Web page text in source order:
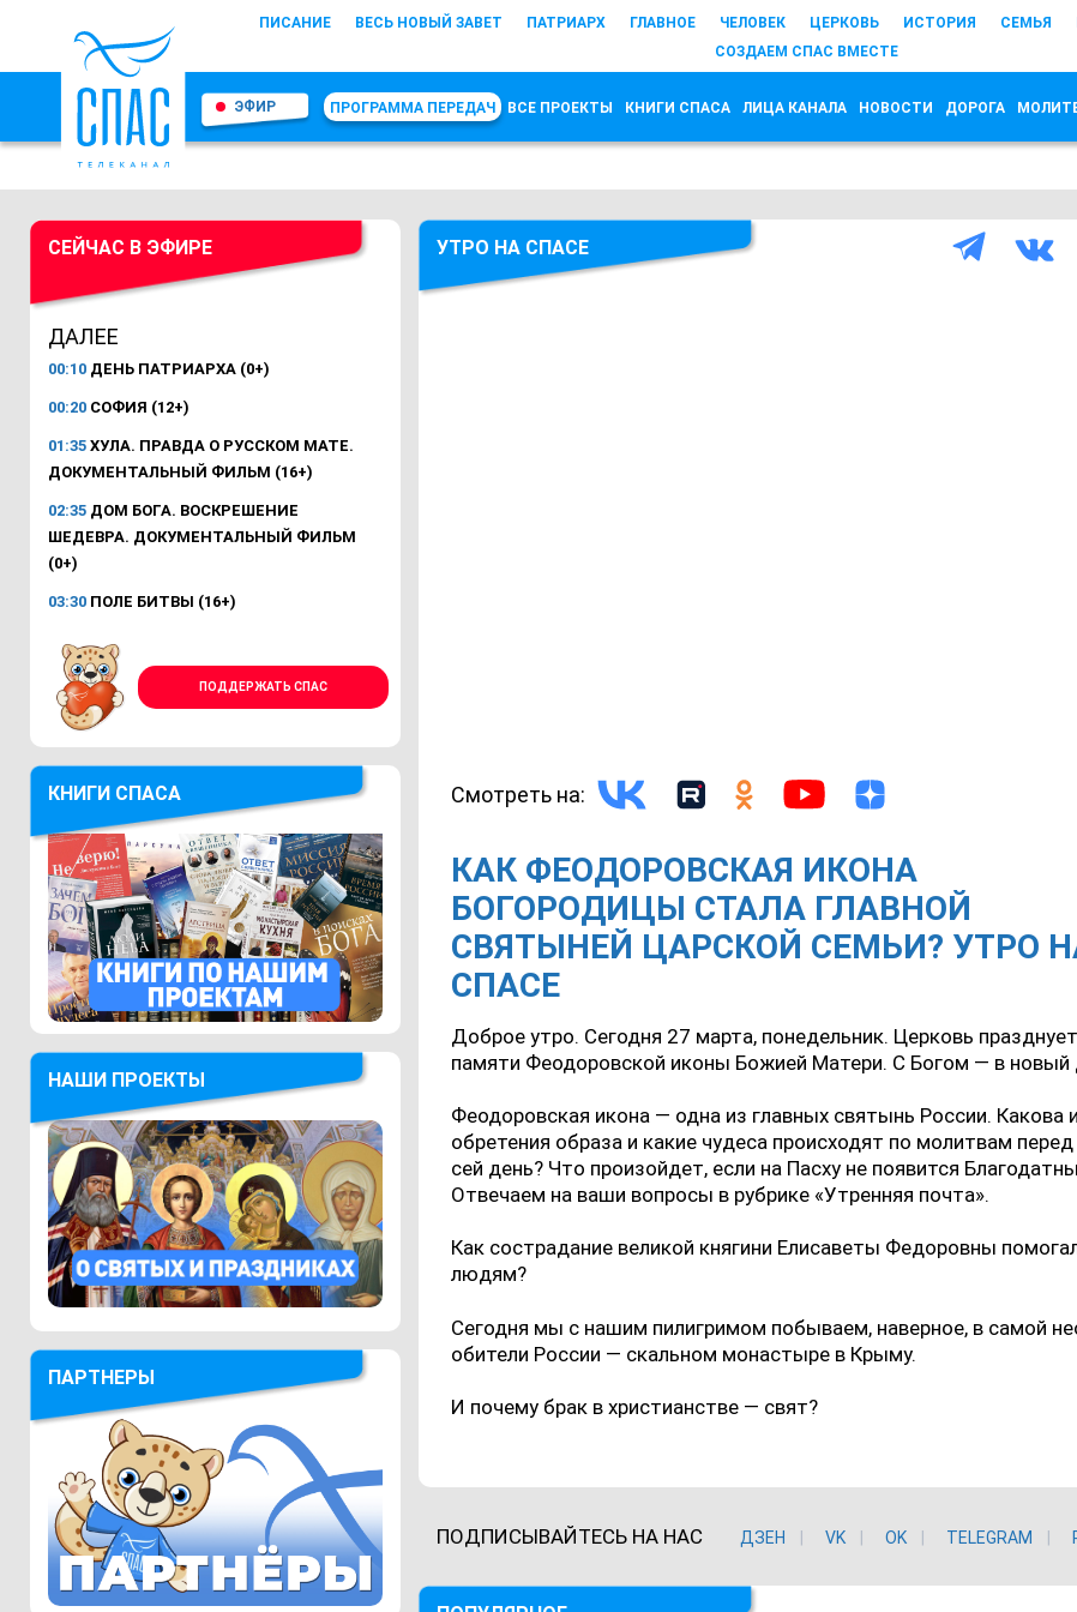
ПИСАНИЕ ВЕСЬ НОВЫЙ ЗАВЕТ ПАТРИАРХ ГЛАВНОЕ ЧЕЛОВЕК ЦЕРКОВЬ ИСТОРИЯ СЕМЬЯ
СОЗДАЕМ СПАС ВМЕСТЕ
ЭФИР ПРОГРАММА ПЕРЕДАЧ ВСЕ ПРОЕКТЫ КНИГИ СПАСА ЛИЦА КАНАЛА НОВОСТИ ДОРОГА
СЕЙЧАС В ЭФИРЕ
ДАЛЕЕ
00:10 ДЕНЬ ПАТРИАРХА (0+)
00:20 СОФИЯ (12+)
01:35 ХУЛА. ПРАВДА О РУССКОМ МАТЕ.
ДОКУМЕНТАЛЬНЫЙ ФИЛЬМ (16+)
02:35 ДОМ БОГА. ВОСКРЕШЕНИЕ
ШЕДЕВРА. ДОКУМЕНТАЛЬНЫЙ ФИЛЬМ
(0+)
03:30 ПОЛЕ БИТВЫ (16+)
ПОДДЕРЖАТЬ СПАС
КНИГИ СПАСА
НАШИ ПРОЕКТЫ
ПАРТНЕРЫ
УТРО НА СПАСЕ
Смотреть на:
КАК ФЕОДОРОВСКАЯ ИКОНА
БОГОРОДИЦЫ СТАЛА ГЛАВНОЙ
СВЯТЫНЕЙ ЦАРСКОЙ СЕМЬИ? УТРО
СПАСЕ
Доброе утро. Сегодня 27 марта, понедельник. Церковь
памяти Феодоровской иконы Божией Матери. С Богом — в новый
Феодоровская икона — одна из главных святынь России. Какова
обретения образа и какие чудеса происходят по молитвам перед
сей день? Что произойдет, если на Пасху не появится
Отвечаем на ваши вопросы в рубрике «Утренняя почта».
Как сострадание великой княгини Елисаветы Федоровны
людям?
Сегодня мы с нашим пилигримом побываем, наверное, в самой
обители России — скальном монастыре в Крыму.
И почему брак в христианстве — свят?
ПОДПИСЫВАЙТЕСЬ НА НАС ДЗЕН VK ОK TELEGRAM